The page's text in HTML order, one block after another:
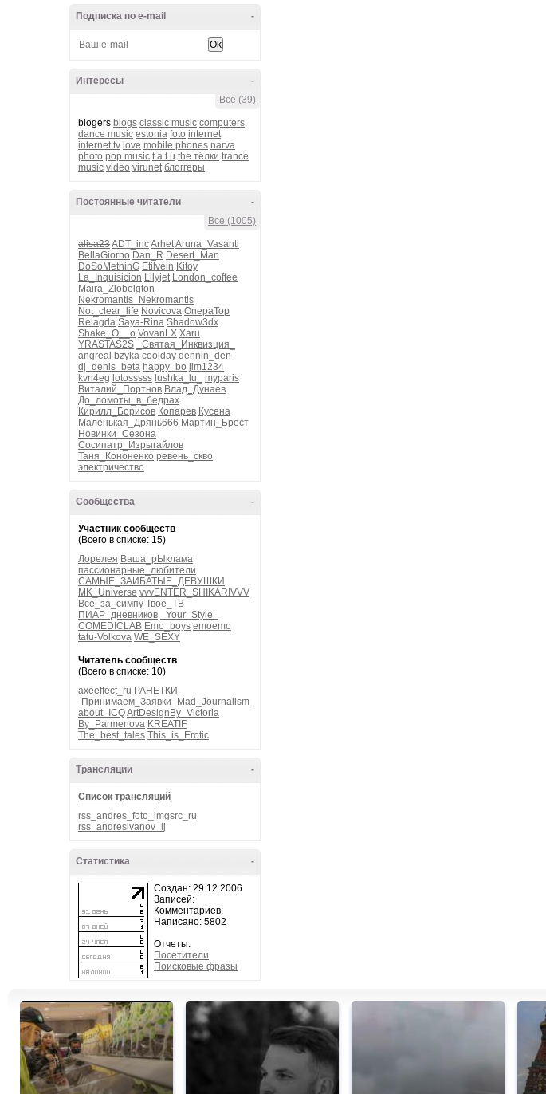
-
Подписка по e-mail
-
Интересы
Все (39)
blogers blogs classic music computers
dance music estonia foto internet
internet tv love mobile phones narva
photo pop music t.a.t.u the тёлки trance
music video virunet блоггеры
-
Постоянные читатели
Все (1005)
alisa23ADT_incArhetAruna_Vasanti
BellaGiorno Dan_R Desert_Man
DoSoMethinG Etilvein Kitoy
La_Inquisicion Lilyjet London_coffee
Maira_Zlobelgton
Nekromantis_Nekromantis
Not_clear_life Novicova OnepaTop
Relagda Saya-Rina Shadow3dx
Shake_O__o VovanLX Xaru
YRASTAS2S
_Святая_Инквизция_
angreal bzyka coolday dennin_den
dj_denis_beta happy_bo jim1234
kvn4eg lotosssss lushka_lu_
myparis
Виталий_Портнов Влад_Дунаев
До_ломоты_в_бедрах
Кирилл_Борисов Копарев Кусена
Маленькая_Дрянь666 Мартин_Брест
Новинки_Сезона
Сосипатр_Изрыгайлов
Таня_Кононенко ревень_скво
электричество
-
Сообщества
Участник сообществ
(Всего в списке: 15)
Лорелея Ваша_рЫклама
пассионарные_любители
САМЫЕ_ЗАИБАТЫЕ_ДЕВУШКИ
MK_Universe vvvENTER_SHIKARIVVV
Всё_за_симпу Твоё_ТВ
ПИАР_дневников
_Your_Style_
COMEDICLAB Emo_boys emoemo
tatu-Volkova WE_SEXY
Читатель сообществ
(Всего в списке: 10)
axeeffect_ru РАНЕТКИ
-Принимаем_Заявки- Mad_Journalism
about_ICQArtDesignBy_Victoria
By_Parmenova KREATIF
The_best_tales This_is_Erotic
-
Трансляции
Список трансляций
rss_andres_foto_imgsrc_ru
rss_andresivanov_lj
-
Статистика
Создан: 29.12.2006
Записей:
Комментариев:
Написано: 5802
Отчеты:
Посетители
Поисковые фразы